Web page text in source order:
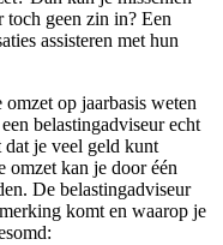
toch geen zin in? Een
assisteren met hun
op jaarbasis weten
belastingadviseur echt
je veel geld kunt
kan je door één
De belastingadviseur
komt en waarop je